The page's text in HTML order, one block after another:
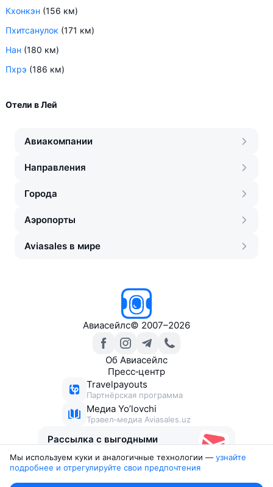
Кхонкэн (156 км)
Пхитсанулок (171 км)
Нан (180 км)
Пхрэ (186 км)
Отели в Лей
Авиакомпании
Направления
Города
Аэропорты
Aviasales в мире
Авиасейлс© 2007–2026
Об Авиасейлс
Пресс‑центр
Travelpayouts
Партнёрская программа
Медиа Yo’lovchi
Трэвел‑медиа Aviasales.uz
Рассылка с выгодными
Мы используем куки и аналогичные технологии — узнайте
подробнее и отрегулируйте свои предпочтения